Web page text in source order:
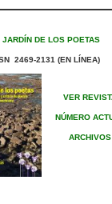
JARDÍN DE LOS POETAS
2469-2131 (EN LÍNEA)
VER
NÚMERO
ARCHIVOS